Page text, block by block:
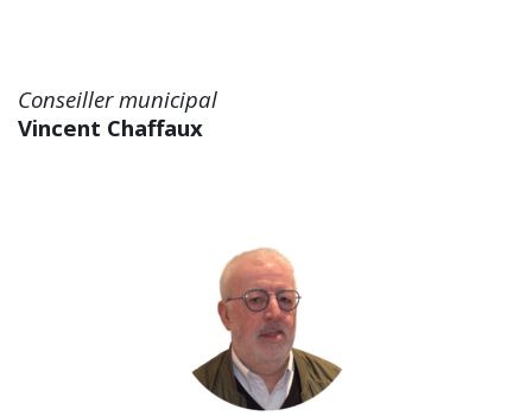
Conseiller municipal
Vincent Chaffaux